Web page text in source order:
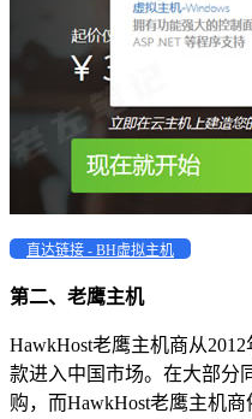
直达链接 - BH虚拟主机
第二、老鹰主机
HawkHost老鹰主机商从
款进入中国市场。在大部分
购，而HawkHost老鹰主机